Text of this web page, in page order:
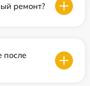
ремонт?
после